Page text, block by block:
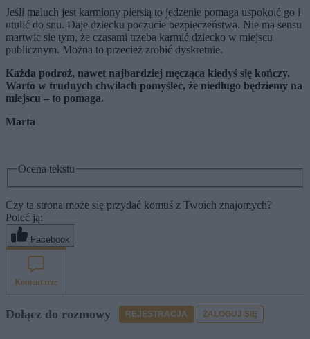
Jeśli maluch jest karmiony piersią to jedzenie pomaga uspokoić go i
utulić do snu. Daje dziecku poczucie bezpieczeństwa. Nie ma sensu
martwic sie tym, że czasami trzeba karmić dziecko w miejscu
publicznym. Można to przecież zrobić dyskretnie.
Każda podroż, nawet najbardziej męcząca kiedyś się kończy.
Warto w trudnych chwilach pomyśleć, że niedługo będziemy na
miejscu – to pomaga.
Marta
Ocena tekstu
Czy ta strona może się przydać komuś z Twoich znajomych?
Poleć ją:
Facebook